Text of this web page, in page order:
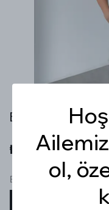
BEYAZ PULLU SIRTI
₺ 899.99
Beden
ol,